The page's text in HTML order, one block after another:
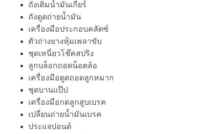
ถังเติมน้ำมันเกียร์
ถังดูดถ่ายน้ำมัน
เครื่องมือประกอบคลัตซ์
ตัวถ่างยางหุ้มเพลาขับ
ชุดเหนี่ยวโช๊คสปริง
ลูกบล็อกถอดน็อตล้อ
เครื่องมือดูดถอดลูกหมาก
ชุดบานแป๊ป
เครื่องมือกดลูกสูบเบรค
เปลี่ยนถ่ายน้ำมันเบรค
ประแจปอนด์